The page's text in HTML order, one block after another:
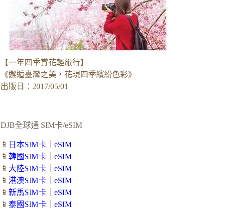
【一年四季賞花輕旅行】
《邂逅臺灣之美，花現四季繽紛色彩》
出版日：2017/05/01
DJB全球通 SIM卡/eSIM
📱 日本SIM卡｜ eSIM
📱 韓國SIM卡｜ eSIM
📱 大陸SIM卡｜ eSIM
📱 港澳SIM卡｜ eSIM
📱 新馬SIM卡｜ eSIM
📱 泰國SIM卡｜ eSIM